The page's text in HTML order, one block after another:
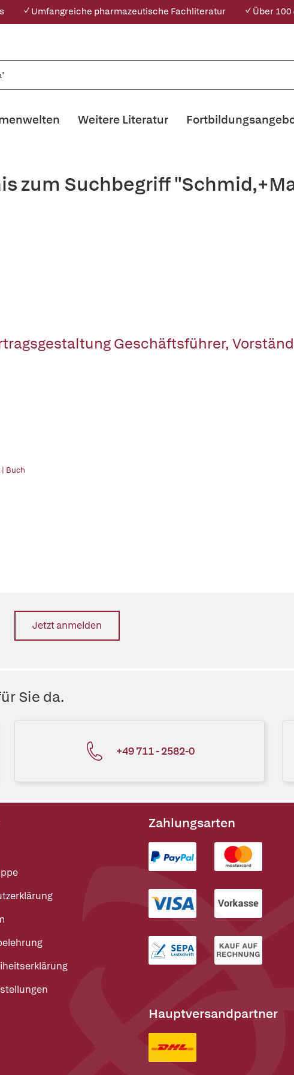
✓ Umfangreiche pharmazeutische Fachliteratur ✓ Über
Weitere Literatur
zum Suchbegriff
Geschäftsführer,
Buch
Jetzt anmelden
Sie da.
+49 711 - 2582-0
Zahlungsarten
Hauptversandpartner